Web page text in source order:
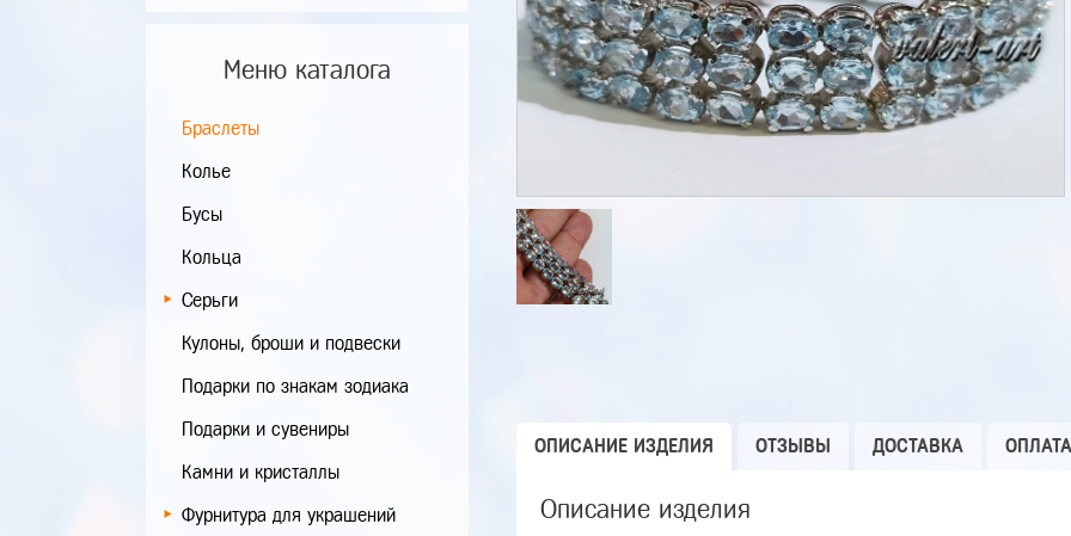
Меню каталога
Браслеты
Колье
Бусы
Кольца
Серьги
Кулоны, броши и подвески
Подарки по знакам зодиака
Подарки и сувениры
Камни и кристаллы
Фурнитура для украшений
ОПИСАНИЕ ИЗДЕЛИЯ ОТЗЫВЫ ДОСТАВКА ОПЛАТА
Описание изделия